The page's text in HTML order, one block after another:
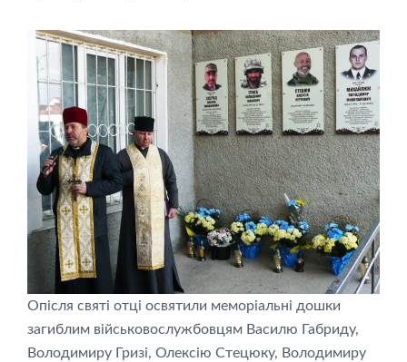
Опісля святі отці освятили меморіальні дошки
загиблим військовослужбовцям Василю Габриду,
Володимиру Гризі, Олексію Стецюку, Володимиру